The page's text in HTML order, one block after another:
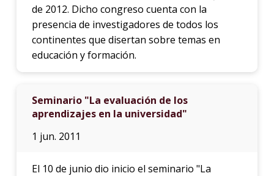
de 2012. Dicho congreso cuenta con la
presencia de investigadores de todos los
continentes que disertan sobre temas en
educación y formación.
Seminario "La evaluación de los
aprendizajes en la universidad"
1 jun. 2011
El 10 de junio dio inicio el seminario "La